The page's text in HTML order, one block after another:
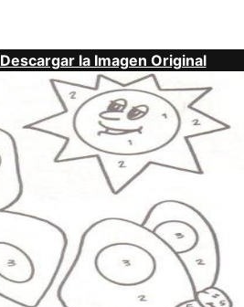
Descargar la Imagen Original